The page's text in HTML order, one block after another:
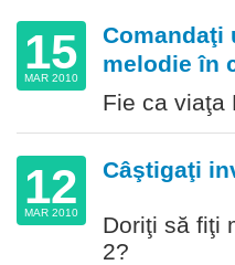
15
MAR 2010
Comandaţi
melodie în
Fie ca viaţa
12
MAR 2010
Câştigaţi
Doriţi să fiţi
2?